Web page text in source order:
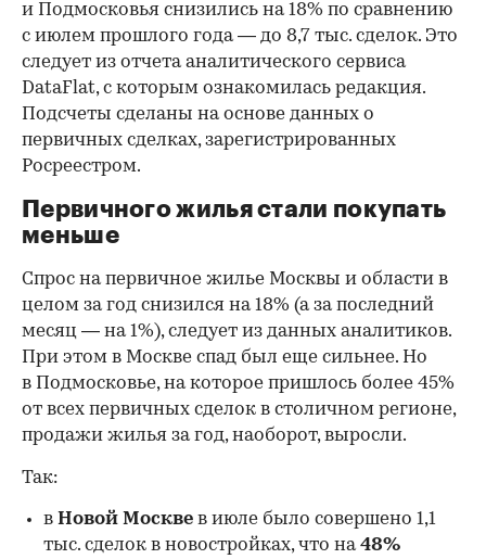
и Подмосковья снизились на 18% по сравнению
с июлем прошлого года — до 8,7 тыс. сделок. Это
следует из отчета аналитического сервиса
DataFlat, с которым ознакомилась редакция.
Подсчеты сделаны на основе данных о
первичных сделках, зарегистрированных
Росреестром.
Первичного жилья стали покупать
меньше
Спрос на первичное жилье Москвы и области в
целом за год снизился на 18% (а за последний
месяц — на 1%), следует из данных аналитиков.
При этом в Москве спад был еще сильнее. Но
в Подмосковье, на которое пришлось более 45%
от всех первичных сделок в столичном регионе,
продажи жилья за год, наоборот, выросли.
Так:
в Новой Москве в июле было совершено 1,1
тыс. сделок в новостройках, что на48%